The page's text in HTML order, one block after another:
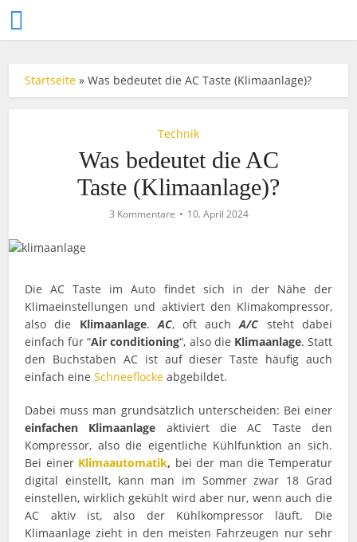
Startseite »Was bedeutet die AC Taste (Klimaanlage)?
Technik
Was bedeutet die AC
Taste (Klimaanlage)?
3 Kommentare 10. April 2024
Die AC Taste im Auto findet sich in der Nähe der
Klimaeinstellungen und aktiviert den Klimakompressor,
also die Klimaanlage.AC, oft auchA/C steht dabei
einfach für “Air conditioning“, also die Klimaanlage. Statt
den Buchstaben AC ist auf dieser Taste häufig auch
einfach eineSchneeflocke abgebildet.
Dabei muss man grundsätzlich unterscheiden: Bei einer
einfachen Klimaanlage aktiviert die AC Taste den
Kompressor, also die eigentliche Kühlfunktion an sich.
Bei einerKlimaautomatik, bei der man die Temperatur
digital einstellt, kann man im Sommer zwar 18 Grad
einstellen, wirklich gekühlt wird aber nur, wenn auch die
AC aktiv ist, also der Kühlkompressor läuft. Die
Klimaanlage zieht in den meisten Fahrzeugen nur sehr